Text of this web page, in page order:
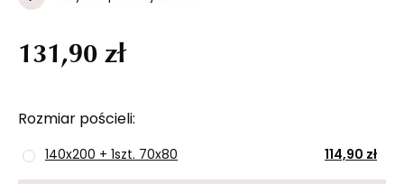
Rozmiar pościeli
140x200 + 1szt. 70x80 114,90 zł
131,90 zł